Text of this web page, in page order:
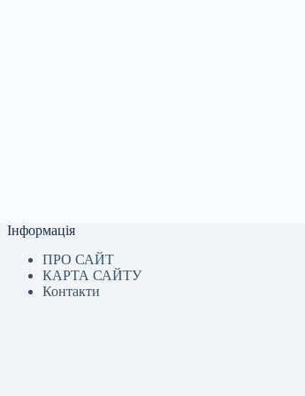
Інформація
ПРО САЙТ
КАРТА САЙТУ
Контакти